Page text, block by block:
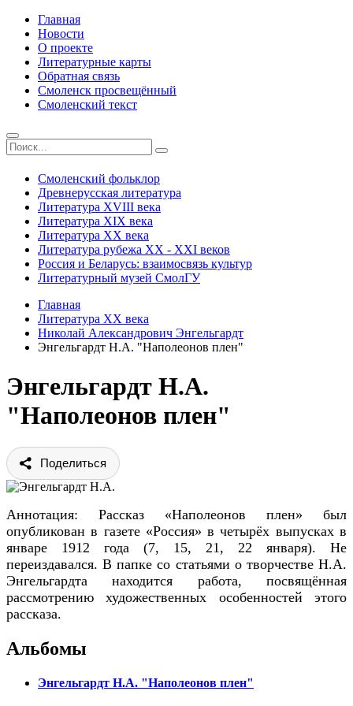
Главная
Новости
О проекте
Литературные карты
Обратная связь
Смоленск просвещённый
Смоленский текст
Смоленский фольклор
Древнерусская литература
Литература ХVIII века
Литература ХIХ века
Литература ХХ века
Литература рубежа ХХ - ХХI веков
Россия и Беларусь: взаимосвязь культур
Литературный музей СмолГУ
Главная
Литература ХХ века
Николай Александрович Энгельгардт
Энгельгардт Н.А. "Наполеонов плен"
Энгельгардт Н.А.
"Наполеонов плен"
Поделиться
Аннотация: Рассказ «Наполеонов плен» был
опубликован в газете «Россия» в четырёх выпусках в
январе 1912 года (7, 15, 21, 22 января). Не
переиздавался. В папке со статьями о творчестве Н.А.
Энгельгардта находится работа, посвящённая
рассмотрению художественных особенностей этого
рассказа.
Альбомы
Энгельгардт Н.А. "Наполеонов плен"